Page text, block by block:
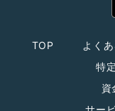
TOP よく
特
資